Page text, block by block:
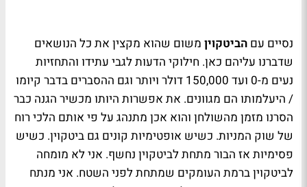
נסיים עם הביטקוין משום שהוא מקצין את כל הנושאים
שדברנו עליהם כאן. חילוקי הדעות לגבי עתידו והתחזיות
נעים מ-0 ועד 150,000 דולר ויותר וגם ההסברים בדבר קיומו
/ היעלמותו הם מגוונים. את אפשרות היותו מכשיר הגנה כבר
הסרנו מזמן מהשולחן והוא אכן מתנהג על פי אותם הלכי רוח
של שוק המניות. כשיש אופטימיות קונים גם ביטקוין. כשיש
פסימיות אז הבור מתחת לביטקוין נחשף. אני לא מומחה
לביטקוין ברמת העומקים שמתחת לפני השטח. אני מנתח